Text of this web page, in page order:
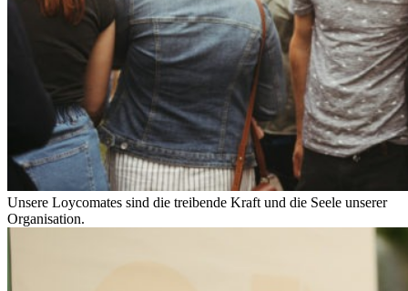
Unsere Loycomates sind die treibende Kraft und die Seele unserer
Organisation.